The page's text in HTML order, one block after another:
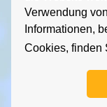
Verwendung
Informationen,
Cookies, finden
n